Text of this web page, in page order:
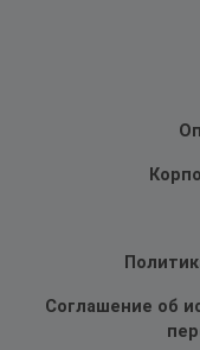
Соглашение об